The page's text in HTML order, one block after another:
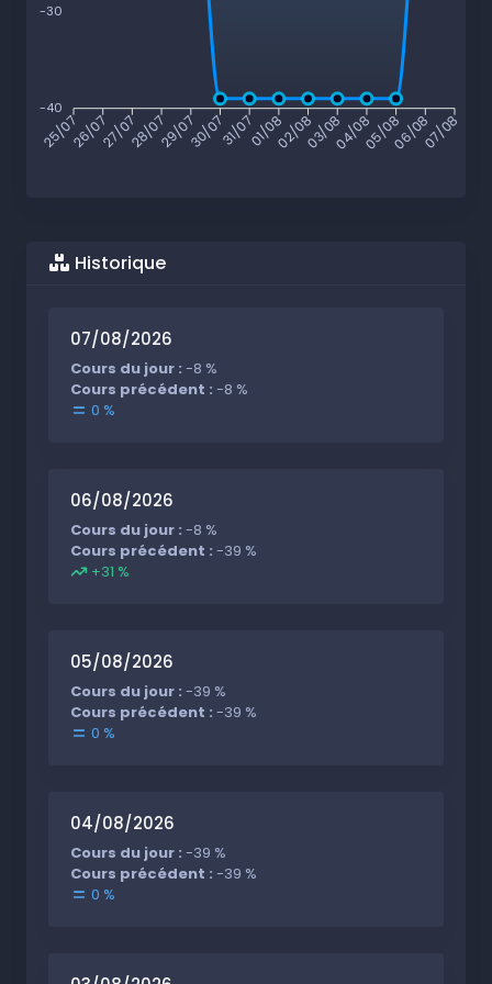
-30
-40
25/0726/0727/0728/0729/0730/0731/0701/0802/0803/0804/0805/0806/0807/08
Historique
07/08/2026
Cours du jour : -8 %
Cours précédent : -8 %
0 %
06/08/2026
Cours du jour : -8 %
Cours précédent : -39 %
+31 %
05/08/2026
Cours du jour : -39 %
Cours précédent : -39 %
0 %
04/08/2026
Cours du jour : -39 %
Cours précédent : -39 %
0 %